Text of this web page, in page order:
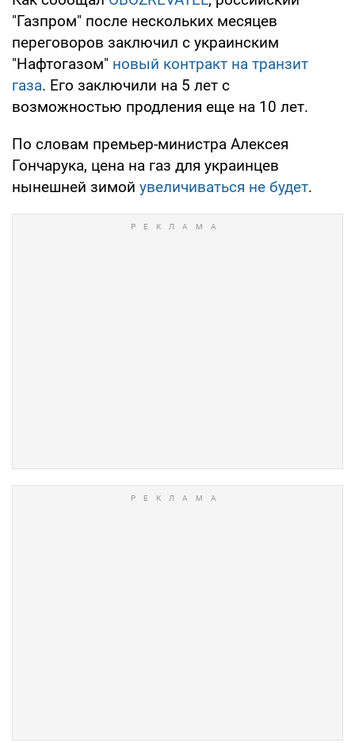
"Газпром" после нескольких месяцев
переговоров заключил с украинским
"Нафтогазом" новый контракт на транзит
газа. Его заключили на 5 лет с
возможностью продления еще на 10 лет.
По словам премьер-министра Алексея
Гончарука, цена на газ для украинцев
нынешней зимой увеличиваться не будет.